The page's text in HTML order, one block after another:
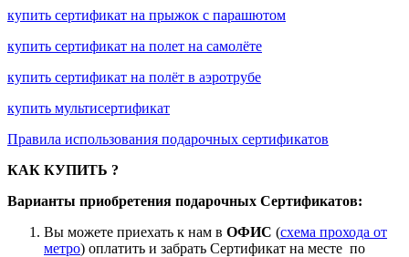
купить сертификат на прыжок с парашютом
купить сертификат на полет на самолёте
купить сертификат на полёт в аэротрубе
купить мультисертификат
Правила использования подарочных сертификатов
КАК КУПИТЬ ?
Варианты приобретения подарочных Сертификатов:
Вы можете приехать к нам в ОФИС (схема прохода от
метро) оплатить и забрать Сертификат на месте по